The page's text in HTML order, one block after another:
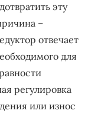
эту
–
отвечает
для
регулировка
или износ